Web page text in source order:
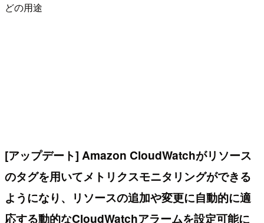
どの用途
[アップデート] Amazon CloudWatchがリソース
のタグを用いてメトリクスモニタリングができる
ようになり、リソースの追加や変更に自動的に適
応する動的なCloudWatchアラームを設定可能に